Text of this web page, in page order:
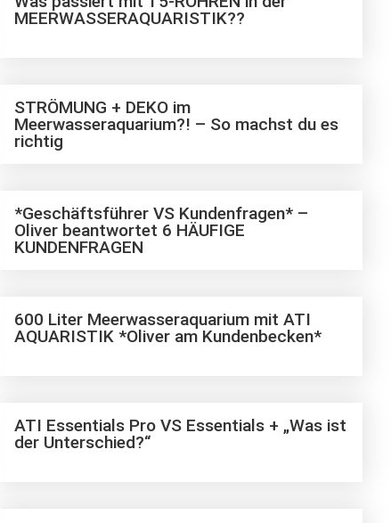
MEERWASSERAQUARISTIK??
STRÖMUNG + DEKO im
Meerwasseraquarium?! – So machst du es
richtig
*Geschäftsführer VS Kundenfragen* –
Oliver beantwortet 6 HÄUFIGE
KUNDENFRAGEN
600 Liter Meerwasseraquarium mit ATI
AQUARISTIK *Oliver am Kundenbecken*
ATI Essentials Pro VS Essentials + „Was ist
der Unterschied?“